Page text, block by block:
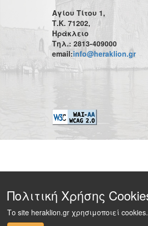
Αγίου Τίτου 1,
Τ.Κ. 71202,
Ηράκλειο
Τηλ.: 2813-409000
email:info@heraklion.gr
Πολιτική Χρήσης
Το site heraklion.gr χρησιμοποιεί